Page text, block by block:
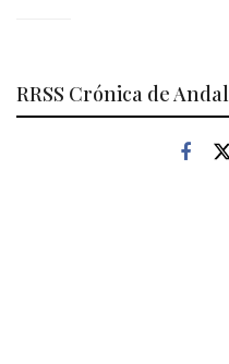
RRSS Crónica de